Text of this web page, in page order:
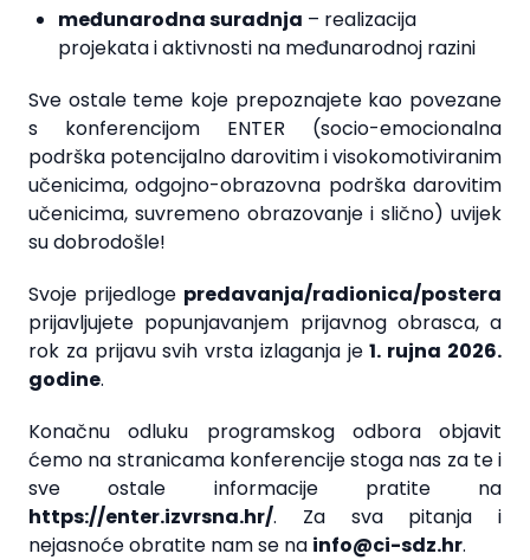
međunarodna suradnja – realizacija
projekata i aktivnosti na međunarodnoj razini
Sve ostale teme koje prepoznajete kao povezane
s konferencijom ENTER (socio-emocionalna
podrška potencijalno darovitim i visokomotiviranim
učenicima, odgojno-obrazovna podrška darovitim
učenicima, suvremeno obrazovanje i slično) uvijek
su dobrodošle!
Svoje prijedloge predavanja/radionica/postera
prijavljujete popunjavanjem prijavnog obrasca, a
rok za prijavu svih vrsta izlaganja je1. rujna 2026.
godine.
Konačnu odluku programskog odbora objavit
ćemo na stranicama konferencije stoga nas za te i
sve ostale informacije pratite na
https://enter.izvrsna.hr/. Za sva pitanja i
nejasnoće obratite nam se na info@ci-sdz.hr.